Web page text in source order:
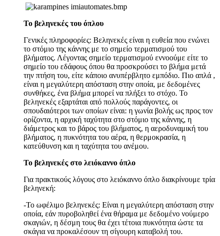
Το βεληνεκές του όπλου
Γενικές πληροφορίες: Βεληνεκές είναι η ευθεία που ενώνει
το στόμιο της κάννης με το σημείο τερματισμού του
βλήματος. Λέγοντας σημείο τερματισμού εννοούμε είτε το
σημείο του εδάφους όπου θα προσκρούσει το βλήμα μετά
την πτήση του, είτε κάποιο ανυπέρβλητο εμπόδιο. Πιο απλά ,
είναι η μεγαλύτερη απόσταση στην οποία, με δεδομένες
συνθήκες, ένα βλήμα μπορεί να πλήξει το στόχο. Το
βεληνεκές εξαρτάται από πολλούς παράγοντες, οι
σπουδαιότεροι των οποίων είναι: η γωνία βολής ως προς τον
ορίζοντα, η αρχική ταχύτητα στο στόμιο της κάννης, η
διάμετρος και το βάρος του βλήματος, η αεροδυναμική του
βλήματος, η πυκνότητα του αέρα, η θερμοκρασία, η
κατεύθυνση και η ταχύτητα του ανέμου.
Το βεληνεκές στο λειόκαννο όπλο
Για πρακτικούς λόγους στο λειόκαννο όπλο διακρίνουμε τρία
βεληνεκή:
-Το ωφέλιμο βεληνεκές: Είναι η μεγαλύτερη απόσταση στην
οποία, εάν πυροβοληθεί ένα θήραμα με δεδομένο νούμερο
σκαγιών, η δέσμη τους θα έχει τέτοια πυκνότητα ώστε τα
σκάγια να προκαλέσουν τη σίγουρη καταβολή του.